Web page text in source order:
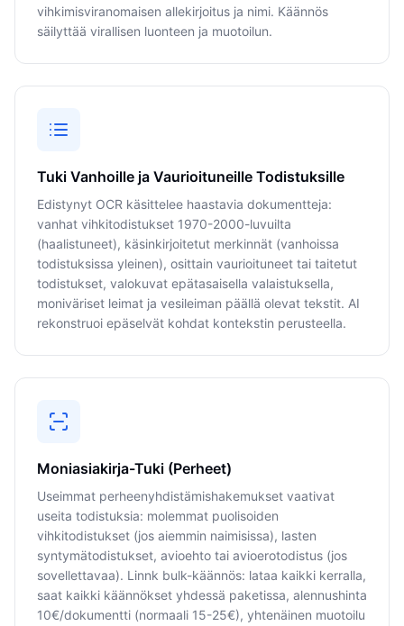
vihkimisviranomaisen allekirjoitus ja nimi. Käännös
säilyttää virallisen luonteen ja muotoilun.
Tuki Vanhoille ja Vaurioituneille Todistuksille
Edistynyt OCR käsittelee haastavia dokumentteja:
vanhat vihkitodistukset 1970-2000-luvuilta
(haalistuneet), käsinkirjoitetut merkinnät (vanhoissa
todistuksissa yleinen), osittain vaurioituneet tai taitetut
todistukset, valokuvat epätasaisella valaistuksella,
moniväriset leimat ja vesileiman päällä olevat tekstit. AI
rekonstruoi epäselvät kohdat kontekstin perusteella.
Moniasiakirja-Tuki (Perheet)
Useimmat perheenyhdistämishakemukset vaativat
useita todistuksia: molemmat puolisoiden
vihkitodistukset (jos aiemmin naimisissa), lasten
syntymätodistukset, avioehto tai avioerotodistus (jos
sovellettavaa). Linnk bulk-käännös: lataa kaikki kerralla,
saat kaikki käännökset yhdessä paketissa, alennushinta
10€/dokumentti (normaali 15-25€), yhtenäinen muotoilu